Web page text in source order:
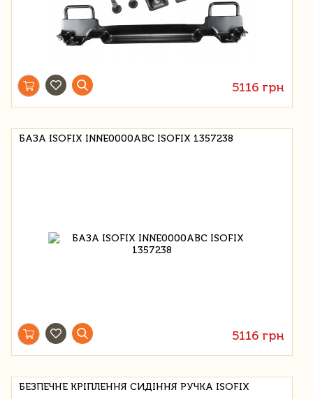
5116 грн
БАЗА ISOFIX INNE0000ABC ISOFIX 1357238
5116 грн
БЕЗПЕЧНЕ КРІПЛЕННЯ СИДІННЯ РУЧКА ISOFIX